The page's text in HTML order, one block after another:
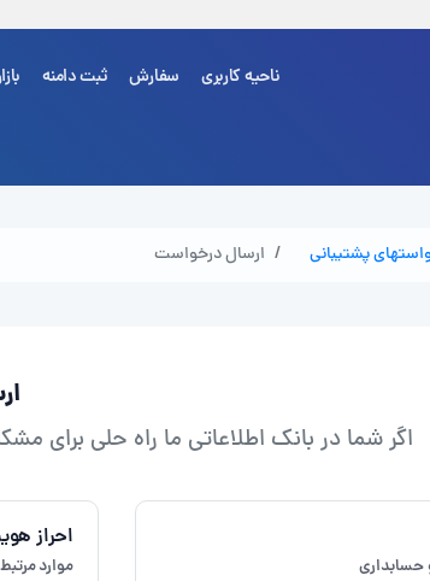
ناحیه کاربری سفارش ثبت دامنه
پشتیبانی ارسال درخواست
اگر شما در بانک اطلاعاتی ما راه حلی برای
حسابداری
احراز
موارد